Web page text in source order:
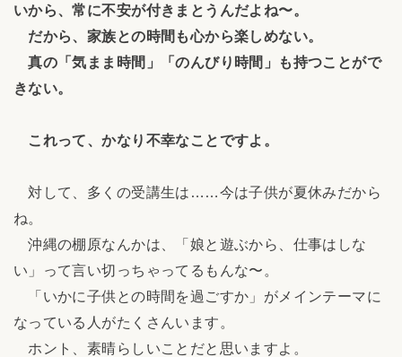
いから、常に不安が付きまとうんだよね〜。
だから、家族との時間も心から楽しめない。
真の「気まま時間」「のんびり時間」も持つことがで
きない。
これって、かなり不幸なことですよ。
対して、多くの受講生は……今は子供が夏休みだから
ね。
沖縄の棚原なんかは、「娘と遊ぶから、仕事はしな
い」って言い切っちゃってるもんな〜。
「いかに子供との時間を過ごすか」がメインテーマに
なっている人がたくさんいます。
ホント、素晴らしいことだと思いますよ。